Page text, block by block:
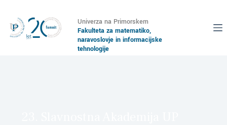
Univerza na Primorskem
Fakulteta za matematiko,
naravoslovje in informacijske
tehnologije